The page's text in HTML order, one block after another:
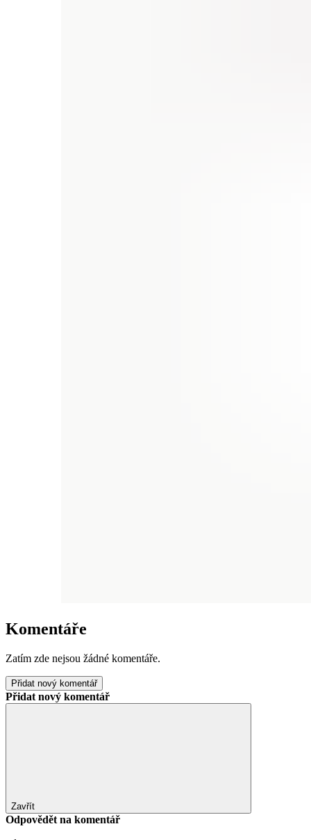
Komentáře
Zatím zde nejsou žádné komentáře.
Přidat nový komentář
Přidat nový komentář
Zavřít
Odpovědět na komentář